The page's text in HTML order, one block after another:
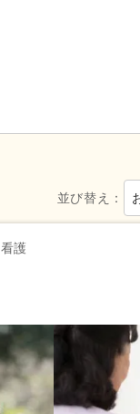
午後の
週2日
自動車
4週8休
日曜休み
並び替え：
護